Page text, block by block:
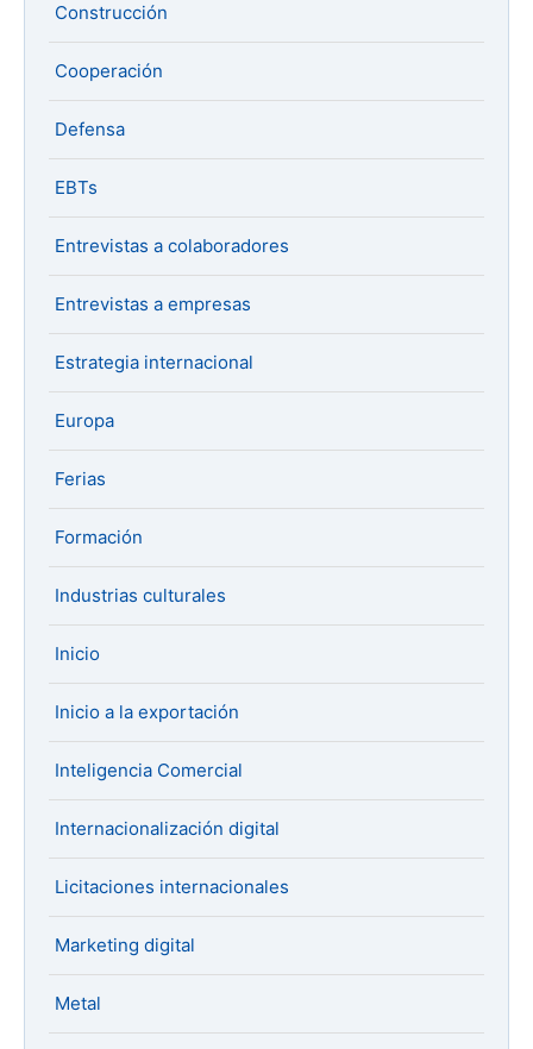
Construcción
Cooperación
Defensa
EBTs
Entrevistas a colaboradores
Entrevistas a empresas
Estrategia internacional
Europa
Ferias
Formación
Industrias culturales
Inicio
Inicio a la exportación
Inteligencia Comercial
Internacionalización digital
Licitaciones internacionales
Marketing digital
Metal